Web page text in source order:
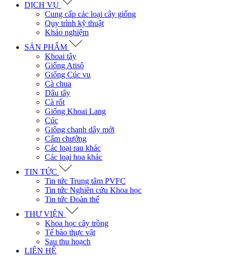
DỊCH VỤ
Cung cấp các loại cây giống
Quy trình kỹ thuật
Khảo nghiệm
SẢN PHẨM
Khoai tây
Giống Atisô
Giống Cúc vu
Cà chua
Dâu tây
Cà rốt
Giống Khoai Lang
Cúc
Giông chanh dây mới
Cẩm chướng
Các loại rau khác
Các loại hoa khác
TIN TỨC
Tin tức Trung tâm PVFC
Tin tức Nghiên cứu Khoa học
Tin tức Đoàn thể
THƯ VIỆN
Khoa học cây trồng
Tế bào thực vật
Sau thu hoạch
LIÊN HỆ